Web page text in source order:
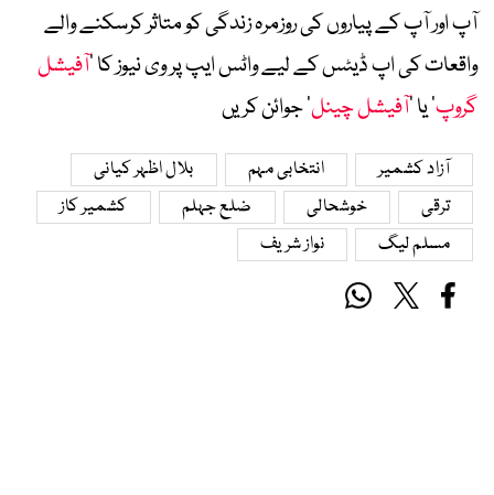
آپ اور آپ کے پیاروں کی روزمرہ زندگی کو متاثر کرسکنے والے
واقعات کی اپ ڈیٹس کے لیے واٹس ایپ پر وی نیوز کا ’آفیشل
گروپ‘ یا ’آفیشل چینل‘ جوائن کریں
آزاد کشمیر انتخابی مہم
بلال اظہر کیانی
ترقی
خوشحالی ضلع جہلم
کشمیر کاز
مسلم لیگ
نواز شریف